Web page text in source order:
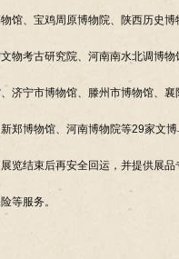
馆、宝鸡周原博物院、陕西历史
物考古研究院、河南南水北调博
济宁市博物馆、滕州市博物馆、
郑博物馆、河南博物院等29家文
览结束后再安全回运，并提供展
等服务。